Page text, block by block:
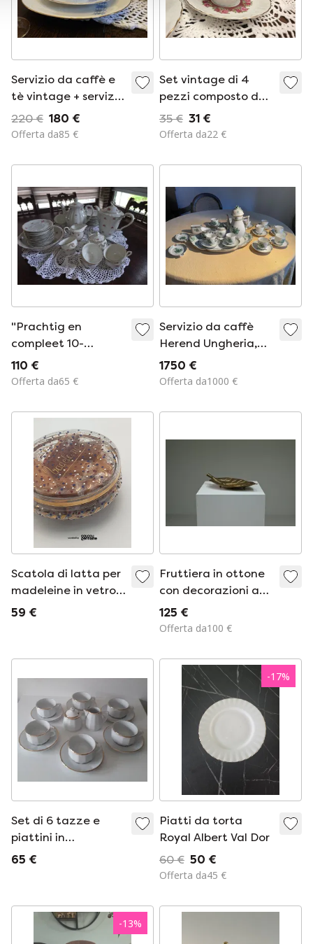
Servizio da caffè e
tè vintage + servizio
da tavola del
marchio di qualità
(Germania).
220 € 180 €
Offerta da85 €
Set vintage di 4
pezzi composto da
tazza e piattino,
del marchio tedesco
Royal Frankonia.
35 € 31 €
Offerta da22 €
"Prachtig en
compleet 10-
persoons
koffie-/theeservies
Weiden Marie-Luise
en bijpassend
Ćmielów).
110 €
Offerta da65 €
Servizio da caffè
Herend Ungheria,
dipinto a mano - 29
pezzi
1750 €
Offerta da1000 €
Scatola di latta per
madeleine in vetro,
Francia (anni '60-
59 €
Fruttiera in ottone
con decorazioni a
foglia, Europa degli
anni '70.
125 €
Offerta da100 €
Set di 6 tazze e
piattini in
porcellana Apilco
65 €
-17%
Piatti da torta
Royal Albert Val Dor
60 € 50 €
Offerta da45 €
-13%